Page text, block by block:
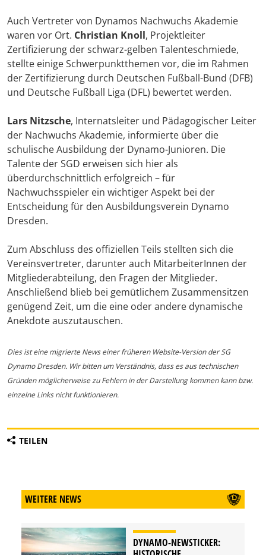
Auch Vertreter von Dynamos Nachwuchs Akademie
waren vor Ort. Christian Knoll, Projektleiter
Zertifizierung der schwarz-gelben Talenteschmiede,
stellte einige Schwerpunktthemen vor, die im Rahmen
der Zertifizierung durch Deutschen Fußball-Bund (DFB)
und Deutsche Fußball Liga (DFL) bewertet werden.
Lars Nitzsche, Internatsleiter und Pädagogischer Leiter
der Nachwuchs Akademie, informierte über die
schulische Ausbildung der Dynamo-Junioren. Die
Talente der SGD erweisen sich hier als
überdurchschnittlich erfolgreich – für
Nachwuchsspieler ein wichtiger Aspekt bei der
Entscheidung für den Ausbildungsverein Dynamo
Dresden.
Zum Abschluss des offiziellen Teils stellten sich die
Vereinsvertreter, darunter auch MitarbeiterInnen der
Mitgliederabteilung, den Fragen der Mitglieder.
Anschließend blieb bei gemütlichem Zusammensitzen
genügend Zeit, um die eine oder andere dynamische
Anekdote auszutauschen.
Dies ist eine migrierte News einer früheren Website-Version der SG
Dynamo Dresden. Wir bitten um Verständnis, dass es aus technischen
Gründen möglicherweise zu Fehlern in der Darstellung kommen kann bzw.
einzelne Links nicht funktionieren.
TEILEN
WEITERE NEWS
DYNAMO-NEWSTICKER: